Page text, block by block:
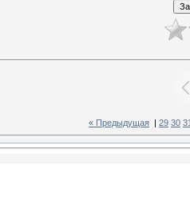
« Предыдущая 29 30